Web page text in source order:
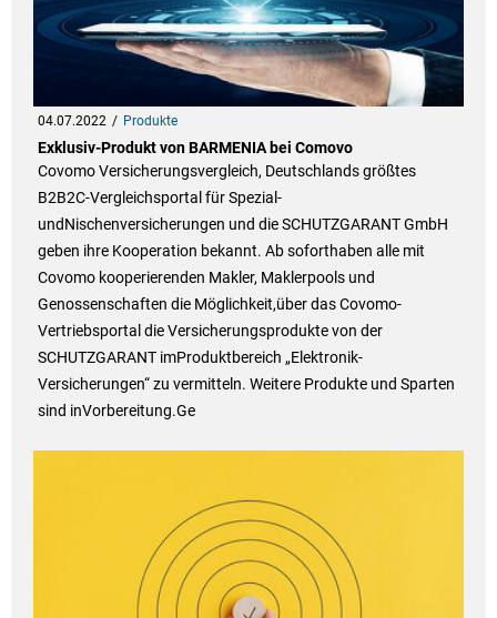
04.07.2022 Produkte
Exklusiv-Produkt von BARMENIA bei Comovo
Covomo Versicherungsvergleich, Deutschlands größtes
B2B2C-Vergleichsportal für Spezial-
undNischenversicherungen und die SCHUTZGARANT GmbH
geben ihre Kooperation bekannt. Ab soforthaben alle mit
Covomo kooperierenden Makler, Maklerpools und
Genossenschaften die Möglichkeit,über das Covomo-
Vertriebsportal die Versicherungsprodukte von der
SCHUTZGARANT imProduktbereich „Elektronik-
Versicherungen“ zu vermitteln. Weitere Produkte und Sparten
sind inVorbereitung.Ge